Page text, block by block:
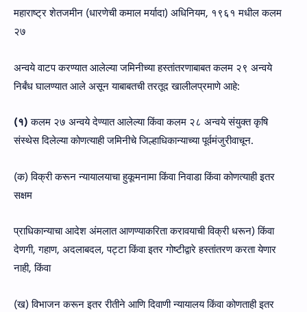
महाराष्ट्र शेतजमीन (धारणेची कमाल मर्यादा) अधिनियम, १९६१ मधील कलम
२७
अन्वये वाटप करण्यात आलेल्या जमिनीच्या हस्तांतरणाबाबत कलम २९ अन्वये
निर्बंध घालण्यात आले असून याबाबतची तरतूद खालीलप्रमाणे आहे:
(१) कलम २७ अन्वये देण्यात आलेल्या किंवा कलम २८ अन्वये संयुक्त कृषि
संस्थेस दिलेल्या कोणत्याही जमिनीचे जिल्हाधिकान्याच्या पूर्वमंजुरीवाचून.
(क) विक्री करून न्यायालयाचा हुकूमनामा किंवा निवाडा किंवा कोणत्याही इतर
सक्षम
प्राधिकान्याचा आदेश अंमलात आणण्याकरिता करावयाची विक्री धरून) किंवा
देणगी, गहाण, अदलाबदल, पट्टा किंवा इतर गोष्टीद्वारे हस्तांतरण करता येणार
नाही, किंवा
(ख) विभाजन करून इतर रीतीने आणि दिवाणी न्यायालय किंवा कोणताही इतर